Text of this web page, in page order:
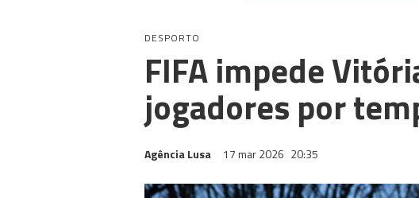
DESPORTO
FIFA impede
jogadores por
Agência Lusa 17 mar 2026 20:35